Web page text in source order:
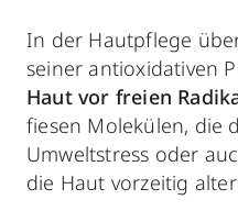
In der Hautpflege
seiner antioxidativen
Haut vor freien
fiesen Molekülen, die
Umweltstress oder
die Haut vorzeitig